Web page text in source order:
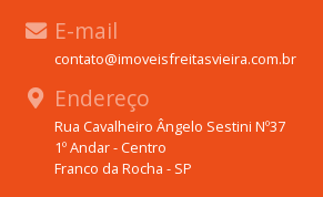
E-mail
contato@imoveisfreitasvieira.com.br
Endereço
Rua Cavalheiro Ângelo Sestini Nº37
1º Andar - Centro
Franco da Rocha - SP